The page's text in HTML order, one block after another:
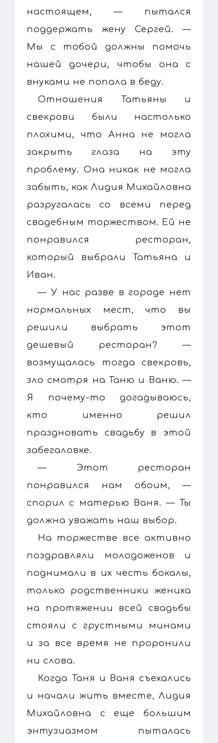
настоящем, — пытался
поддержать жену Сергей. —
Мы с тобой должны помочь
нашей дочери, чтобы она с
внуками не попала в беду.
Отношения Татьяны и
свекрови были настолько
плохими, что Анна не могла
закрыть глаза на эту
проблему. Она никак не могла
забыть, как Лидия Михайловна
разругалась со всеми перед
свадебным торжеством. Ей не
понравился ресторан,
который выбрали Татьяна и
Иван.
— У нас разве в городе нет
нормальных мест, что вы
решили выбрать этот
дешевый ресторан? —
возмущалась тогда свекровь,
зло смотря на Таню и Ваню. —
Я почему-то догадываюсь,
кто именно решил
праздновать свадьбу в этой
забегаловке.
— Этот ресторан
понравился нам обоим, —
спорил с матерью Ваня. — Ты
должна уважать наш выбор.
На торжестве все активно
поздравляли молодоженов и
поднимали в их честь бокалы,
только родственники жениха
на протяжении всей свадьбы
стояли с грустными минами
и за все время не проронили
ни слова.
Когда Таня и Ваня съехались
и начали жить вместе, Лидия
Михайловна с еще большим
энтузиазмом пыталась